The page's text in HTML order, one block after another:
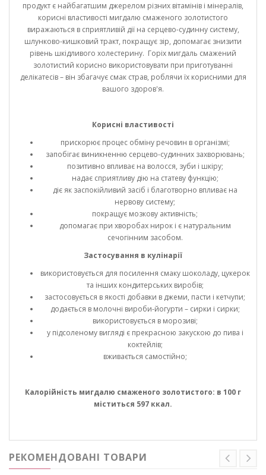
продукт є найбагатшим джерелом різних вітамінів і мінералів,
корисні властивості мигдалю смаженого золотистого
виражаються в сприятливій дії на серцево-судинну систему,
шлунково-кишковий тракт, покращує зір, допомагає знизити
рівень шкідливого холестерину. Горіх мигдаль смажений
золотистий корисно використовувати при приготуванні
делікатесів – він збагачує смак страв, роблячи їх корисними для
вашого здоров'я.
Корисні властивості
прискорює процес обміну речовин в організмі;
запобігає виникненню серцево-судинних захворювань;
позитивно впливає на волосся, зуби і шкіру;
надає сприятливу дію на статеву функцію;
діє як заспокійливий засіб і благотворно впливає на
нервову систему;
покращує мозкову активність;
допомагає при хворобах нирок і є натуральним
сечогінним засобом.
Застосування в кулінарії
використовується для посилення смаку шоколаду, цукерок
та інших кондитерських виробів;
застосовується в якості добавки в джеми, пасти і кетчупи;
додається в молочні вироби-йогурти – сирки і сирки;
використовується в морозиві;
у підсоленому вигляді є прекрасною закускою до пива і
коктейлів;
вживається самостійно;
Калорійність мигдалю смаженого золотистого: в 100 г
міститься 597 ккал.
РЕКОМЕНДОВАНІ ТОВАРИ